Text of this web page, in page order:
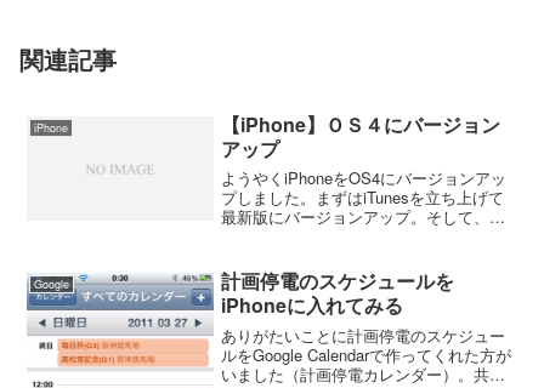
関連記事
iPhone
【iPhone】ＯＳ４にバージョン
アップ
ようやくiPhoneをOS4にバージョンアッ
プしました。まずはiTunesを立ち上げて
最新版にバージョンアップ。そして、
事終了。 バージョンアップで出来るこ
とは...
Google
計画停電のスケジュールを
iPhoneに入れてみる
ありがたいことに計画停電のスケジュー
ルをGoogle Calendarで作ってくれた方が
いました（計画停電カレンダー）。共有